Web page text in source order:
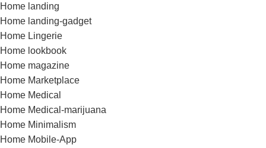
Home landing
Home landing-gadget
Home Lingerie
Home lookbook
Home magazine
Home Marketplace
Home Medical
Home Medical-marijuana
Home Minimalism
Home Mobile-App